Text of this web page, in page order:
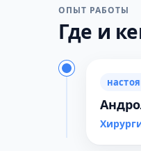
ОПЫТ РАБОТЫ
Где и